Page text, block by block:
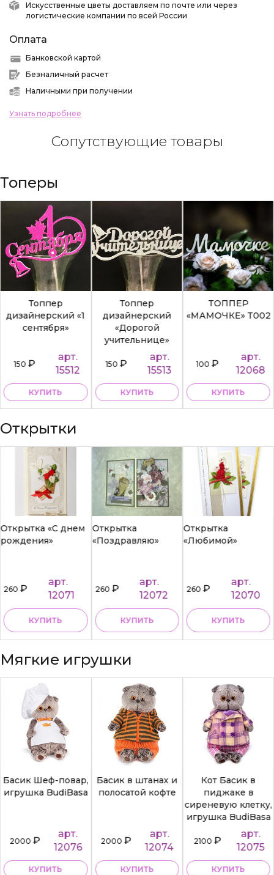
Искусственные цветы доставляем по почте или через
логистические компании по всей России
Оплата
Банковской картой
Безналичный расчет
Наличными при получении
Узнать подробнее
Сопутствующие товары
Топеры
Топпер
дизайнерский «1
сентября»
150₽
арт.
15512
КУПИТЬ
Топпер
дизайнерский
«Дорогой
учительнице»
150₽
арт.
15513
КУПИТЬ
ТОППЕР
«МАМОЧКЕ» Т002
100₽
арт.
12068
КУПИТЬ
Открытки
Открытка «С днем
рождения»
260₽
арт.
12071
КУПИТЬ
Открытка
«Поздравляю»
260₽
арт.
12072
КУПИТЬ
Открытка
«Любимой»
260₽
арт.
12070
КУПИТЬ
Мягкие игрушки
Басик Шеф-повар,
игрушка BudiBasa
2000₽
арт.
12076
КУПИТЬ
Басик в штанах и
полосатой кофте
2000₽
арт.
12074
КУПИТЬ
Кот Басик в
пиджаке в
сиреневую клетку,
игрушка BudiBasa
2100₽
арт.
12075
КУПИТЬ